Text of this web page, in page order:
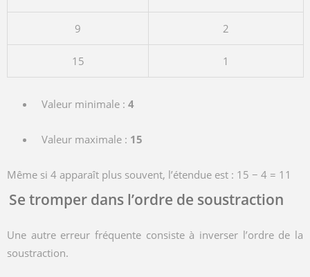
9 2
15 1
Valeur minimale : 4
Valeur maximale : 15
Même si 4 apparaît plus souvent, l’étendue est : 15 − 4 = 11
Se tromper dans l’ordre de soustraction
Une autre erreur fréquente consiste à inverser l’ordre de la
soustraction.